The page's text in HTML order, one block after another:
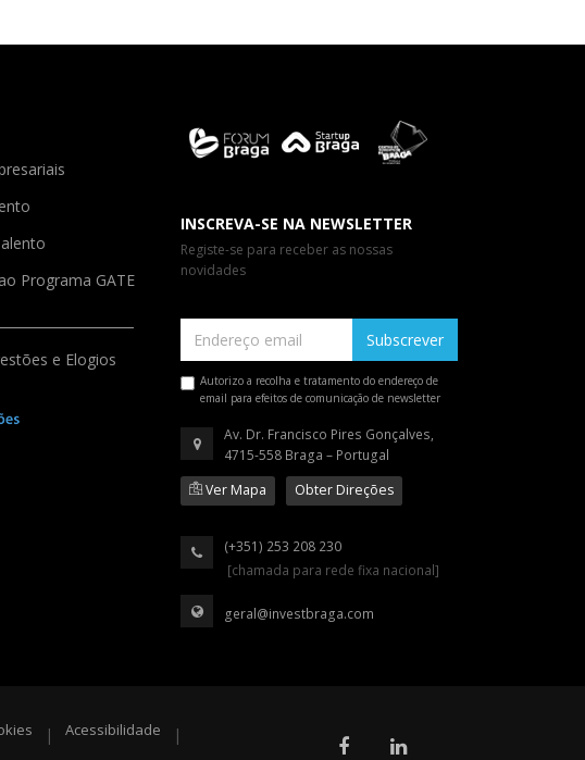
Programa GATE
e Elogios
INSCREVA-SE NA NEWSLETTER
Registe-se para receber as nossas
novidades
Subscrever
Autorizo a recolha e tratamento do endereço de
email para efeitos de comunicação de newsletter
Av. Dr. Francisco Pires Gonçalves,
4715-558 Braga – Portugal
Ver Mapa
Obter Direções
(+351) 253 208 230
[chamada para rede fixa nacional]
geral@investbraga.com
| Acessibilidade |